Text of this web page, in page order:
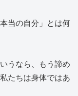
当の自分」とは何
うなら、もう諦め
たちは身体ではあ